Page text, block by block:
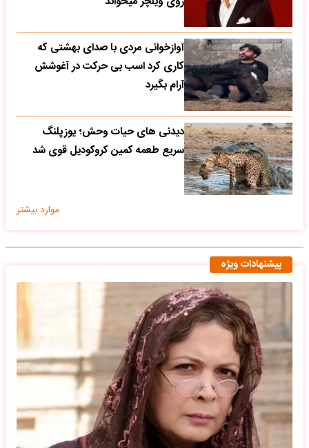
آوازخوانی مردی با صدای بهشتی که
کاری کرد اسب بی حرکت در آغوشش
آرام بگیرد
دیدنی های حیات وحش؛ یوزپلنگ
سریع طعمه کمین کروکودیل قوی شد
موارد بیشتر
پیشنهادات ویژه